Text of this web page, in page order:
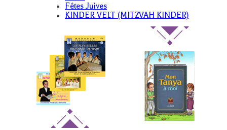
Fêtes Juives
KINDER VELT (MITZVAH KINDER)